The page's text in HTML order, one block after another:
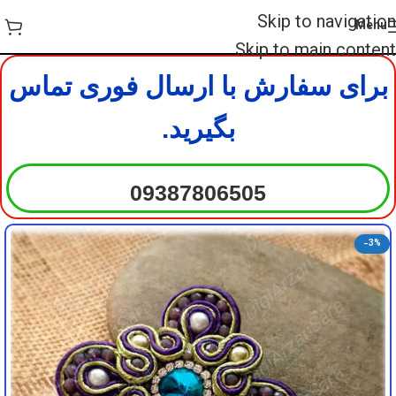
Skip to navigation
Skip to main content
Menu
برای سفارش با ارسال فوری تماس
بگیرید.
09387806505
-3%
DigiArzanSara
DigiArzanSara
DigiArzanSara
DigiArzanSara
DigiArzanSara
DigiArzanSara
DigiArzanSara
DigiArzanSara
DigiArzanSara
DigiArzanSara